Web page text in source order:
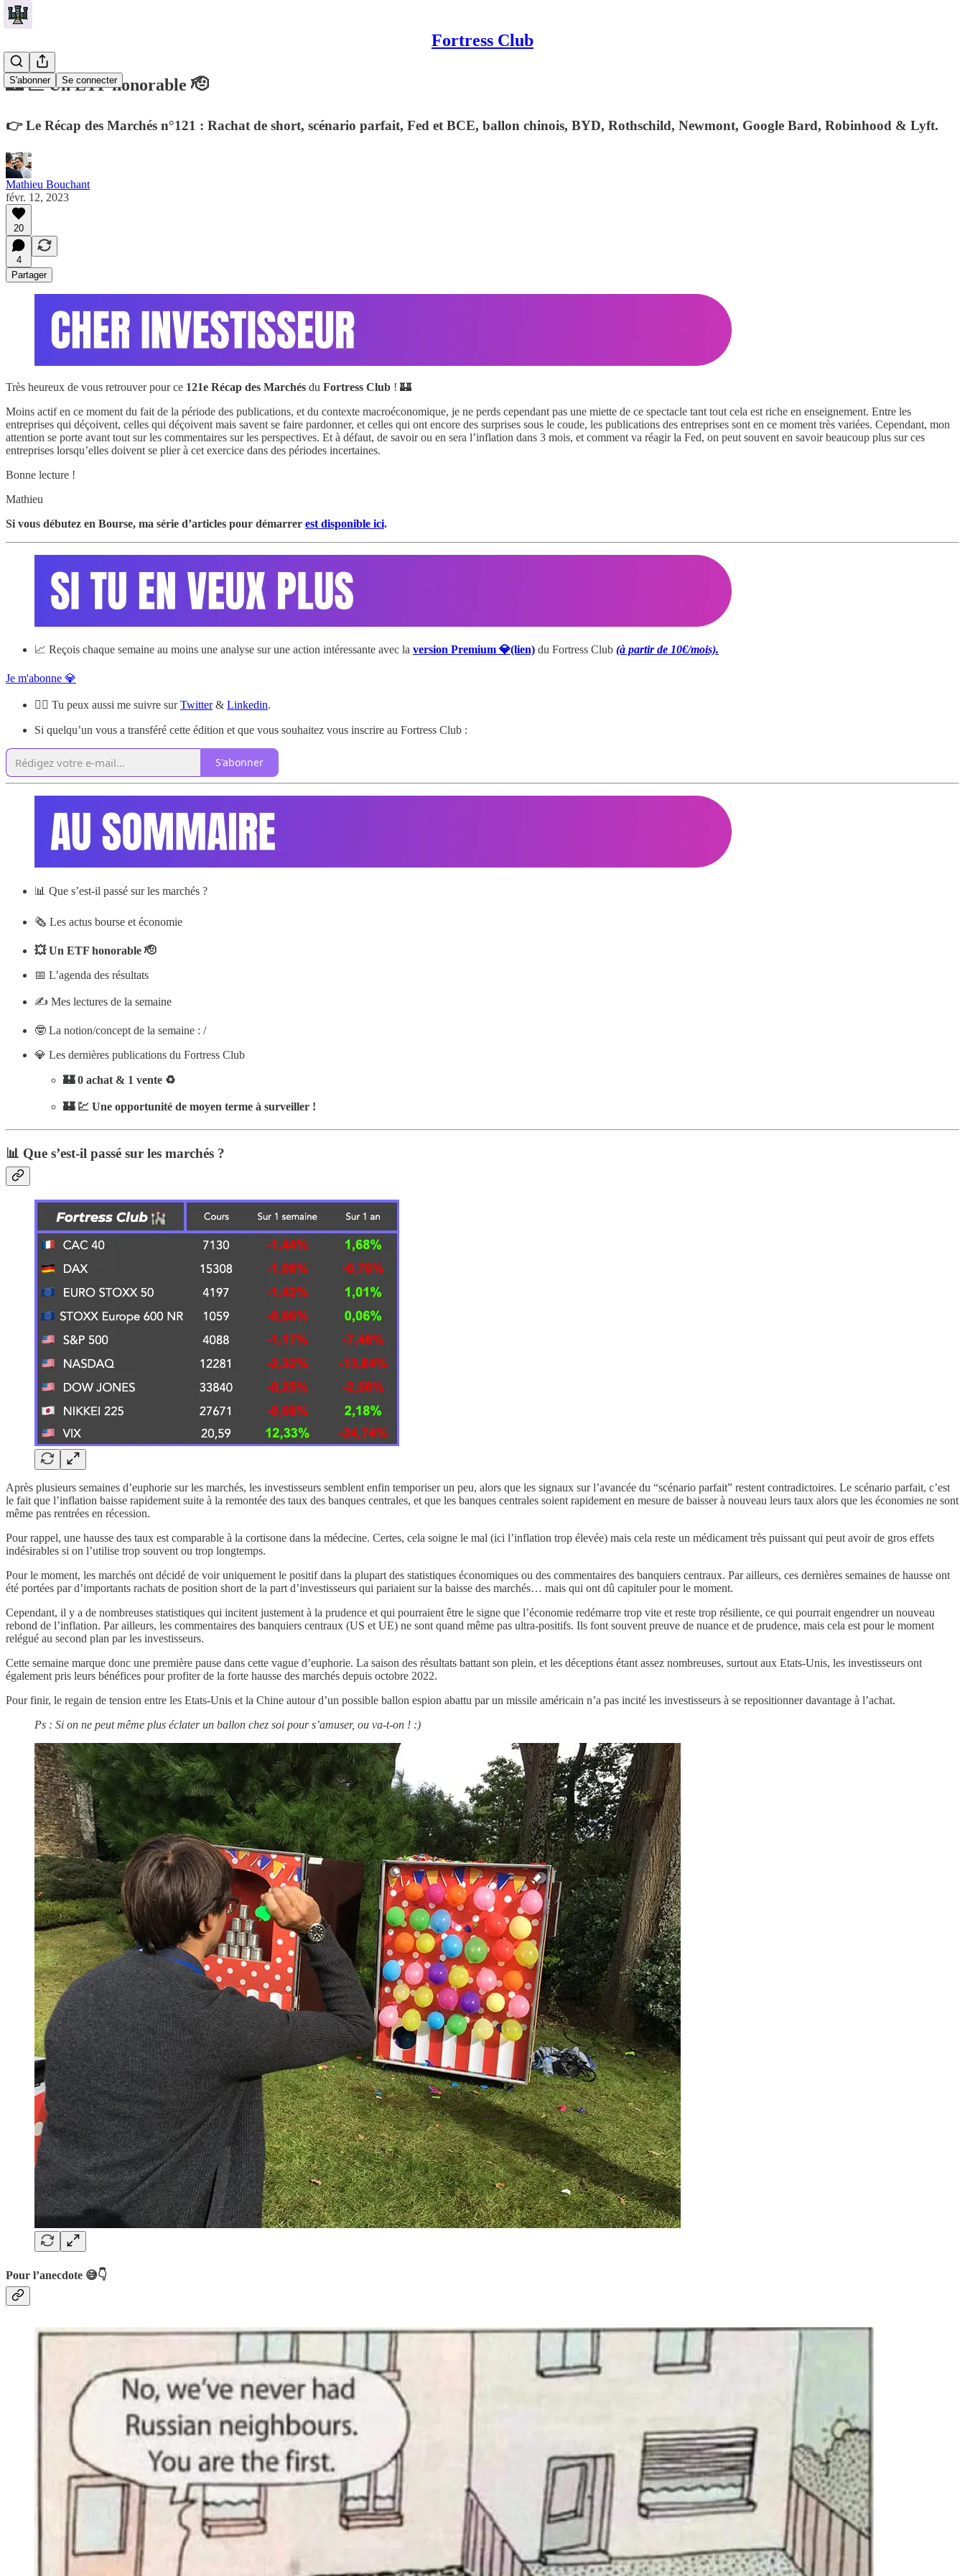
Fortress Club
S'abonner Se connecter
🏰 💹 Un ETF honorable 🫡
👉 Le Récap des Marchés n°121 : Rachat de short, scénario parfait, Fed et BCE, ballon chinois, BYD, Rothschild, Newmont, Google Bard, Robinhood & Lyft.
Mathieu Bouchant
févr. 12, 2023
20
4
Partager
Très heureux de vous retrouver pour ce 121e Récap des Marchés du Fortress Club ! 🏰
Moins actif en ce moment du fait de la période des publications, et du contexte macroéconomique, je ne perds cependant pas une miette de ce spectacle tant tout cela est riche en enseignement. Entre les
entreprises qui déçoivent, celles qui déçoivent mais savent se faire pardonner, et celles qui ont encore des surprises sous le coude, les publications des entreprises sont en ce moment très variées. Cependant, mon
attention se porte avant tout sur les commentaires sur les perspectives. Et à défaut, de savoir ou en sera l’inflation dans 3 mois, et comment va réagir la Fed, on peut souvent en savoir beaucoup plus sur ces
entreprises lorsqu’elles doivent se plier à cet exercice dans des périodes incertaines.
Bonne lecture !
Mathieu
Si vous débutez en Bourse, ma série d’articles pour démarrer est disponible ici.
📈 Reçois chaque semaine au moins une analyse sur une action intéressante avec la version Premium 💎(lien) du Fortress Club (à partir de 10€/mois).
Je m'abonne 💎
🙋‍♂️ Tu peux aussi me suivre surTwitter& Linkedin.
Si quelqu’un vous a transféré cette édition et que vous souhaitez vous inscrire au Fortress Club :
S'abonner
📊 Que s’est-il passé sur les marchés ?
🗞️ Les actus bourse et économie
💥 Un ETF honorable 🫡
📅 L’agenda des résultats
✍️ Mes lectures de la semaine
🤓 La notion/concept de la semaine : /
💎 Les dernières publications du Fortress Club
🏰 0 achat & 1 vente ♻️
🏰 💹 Une opportunité de moyen terme à surveiller !
📊 Que s’est-il passé sur les marchés ?
Après plusieurs semaines d’euphorie sur les marchés, les investisseurs semblent enfin temporiser un peu, alors que les signaux sur l’avancée du “scénario parfait” restent contradictoires. Le scénario parfait, c’est
le fait que l’inflation baisse rapidement suite à la remontée des taux des banques centrales, et que les banques centrales soient rapidement en mesure de baisser à nouveau leurs taux alors que les économies ne sont
même pas rentrées en récession.
Pour rappel, une hausse des taux est comparable à la cortisone dans la médecine. Certes, cela soigne le mal (ici l’inflation trop élevée) mais cela reste un médicament très puissant qui peut avoir de gros effets
indésirables si on l’utilise trop souvent ou trop longtemps.
Pour le moment, les marchés ont décidé de voir uniquement le positif dans la plupart des statistiques économiques ou des commentaires des banquiers centraux. Par ailleurs, ces dernières semaines de hausse ont
été portées par d’importants rachats de position short de la part d’investisseurs qui pariaient sur la baisse des marchés… mais qui ont dû capituler pour le moment.
Cependant, il y a de nombreuses statistiques qui incitent justement à la prudence et qui pourraient être le signe que l’économie redémarre trop vite et reste trop résiliente, ce qui pourrait engendrer un nouveau
rebond de l’inflation. Par ailleurs, les commentaires des banquiers centraux (US et UE) ne sont quand même pas ultra-positifs. Ils font souvent preuve de nuance et de prudence, mais cela est pour le moment
relégué au second plan par les investisseurs.
Cette semaine marque donc une première pause dans cette vague d’euphorie. La saison des résultats battant son plein, et les déceptions étant assez nombreuses, surtout aux Etats-Unis, les investisseurs ont
également pris leurs bénéfices pour profiter de la forte hausse des marchés depuis octobre 2022.
Pour finir, le regain de tension entre les Etats-Unis et la Chine autour d’un possible ballon espion abattu par un missile américain n’a pas incité les investisseurs à se repositionner davantage à l’achat.
Ps : Si on ne peut même plus éclater un ballon chez soi pour s’amuser, ou va-t-on ! :)
Pour l’anecdote 😅👇